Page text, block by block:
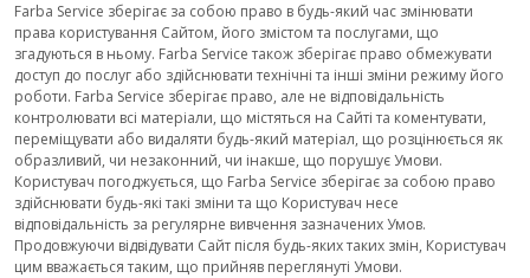
Farba Service зберігає за собою право в будь-який час змінювати
права користування Сайтом, його змістом та послугами, що
згадуються в ньому. Farba Service також зберігає право обмежувати
доступ до послуг або здійснювати технічні та інші зміни режиму його
роботи. Farba Service зберігає право, але не відповідальність
контролювати всі матеріали, що містяться на Сайті та коментувати,
переміщувати або видаляти будь-який матеріал, що розцінюється як
образливий, чи незаконний, чи інакше, що порушує Умови.
Користувач погоджується, що Farba Service зберігає за собою право
здійснювати будь-які такі зміни та що Користувач несе
відповідальність за регулярне вивчення зазначених Умов.
Продовжуючи відвідувати Сайт після будь-яких таких змін, Користувач
цим вважається таким, що прийняв переглянуті Умови.